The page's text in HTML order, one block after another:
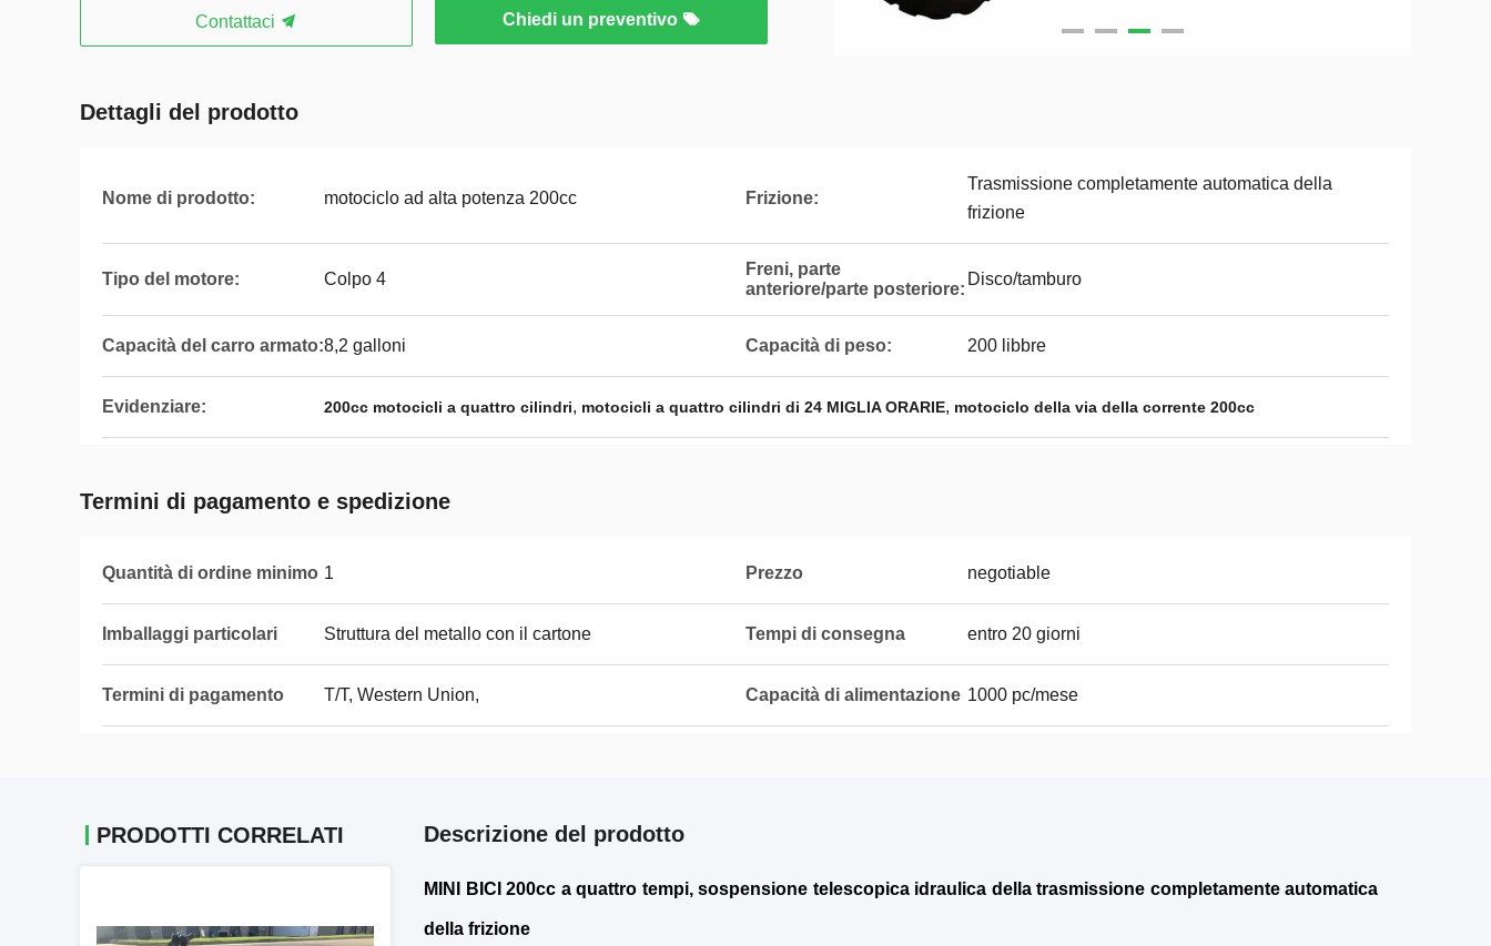
Contattaci Chiedi un preventivo
Dettagli del prodotto
Nome di prodotto: motociclo ad alta potenza 200cc Frizione:
Trasmissione completamente automatica della
frizione
Tipo del motore: Colpo 4
Freni, parte
anteriore/parte posteriore:
Disco/tamburo
Capacità del carro armato:8,2 galloni Capacità di peso: 200 libbre
Evidenziare: 200cc motocicli a quattro cilindri, motocicli a quattro cilindri di 24 MIGLIA ORARIE, motociclo della via della corrente 200cc
Termini di pagamento e spedizione
Quantità di ordine minimo 1 Prezzo negotiable
Imballaggi particolari Struttura del metallo con il cartone Tempi di consegna entro 20 giorni
Termini di pagamento T/T, Western Union, Capacità di alimentazione 1000 pc/mese
PRODOTTI CORRELATI Descrizione del prodotto
MINI BICI 200cc a quattro tempi, sospensione telescopica idraulica della trasmissione completamente automatica
della frizione